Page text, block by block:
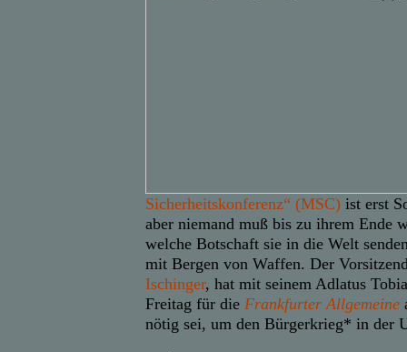
Sicherheitskonferenz“ (MSC) ist erst
aber niemand muß bis zu ihrem Ende
welche Botschaft sie in die Welt
mit Bergen von Waffen. Der
Ischinger, hat mit seinem Adlatus
Freitag für die Frankfurter Allgemeine
nötig sei, um den Bürgerkrieg* in der